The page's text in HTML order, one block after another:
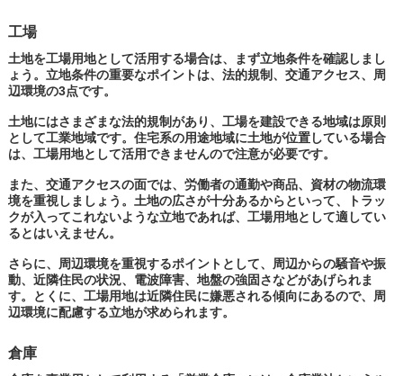
工場
土地を工場用地として活用する場合は、まず立地条件を確認しまし
ょう。立地条件の重要なポイントは、法的規制、交通アクセス、周
辺環境の3点です。
土地にはさまざまな法的規制があり、工場を建設できる地域は原則
として工業地域です。住宅系の用途地域に土地が位置している場合
は、工場用地として活用できませんので注意が必要です。
また、交通アクセスの面では、労働者の通勤や商品、資材の物流環
境を重視しましょう。土地の広さが十分あるからといって、トラッ
クが入ってこれないような立地であれば、工場用地として適してい
るとはいえません。
さらに、周辺環境を重視するポイントとして、周辺からの騒音や振
動、近隣住民の状況、電波障害、地盤の強固さなどがあげられま
す。とくに、工場用地は近隣住民に嫌悪される傾向にあるので、周
辺環境に配慮する立地が求められます。
倉庫